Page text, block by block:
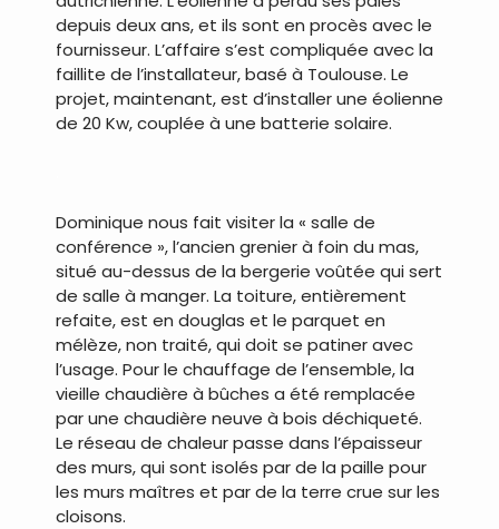
depuis deux ans, et ils sont en procès avec le
fournisseur. L’affaire s’est compliquée avec la
faillite de l’installateur, basé à Toulouse. Le
projet, maintenant, est d’installer une éolienne
de 20 Kw, couplée à une batterie solaire.
Dominique nous fait visiter la « salle de
conférence », l’ancien grenier à foin du mas,
situé au-dessus de la bergerie voûtée qui sert
de salle à manger. La toiture, entièrement
refaite, est en douglas et le parquet en
mélèze, non traité, qui doit se patiner avec
l’usage. Pour le chauffage de l’ensemble, la
vieille chaudière à bûches a été remplacée
par une chaudière neuve à bois déchiqueté.
Le réseau de chaleur passe dans l’épaisseur
des murs, qui sont isolés par de la paille pour
les murs maîtres et par de la terre crue sur les
cloisons.